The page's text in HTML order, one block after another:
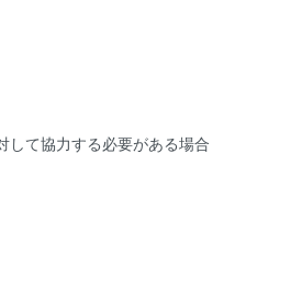
して協力する必要がある場合